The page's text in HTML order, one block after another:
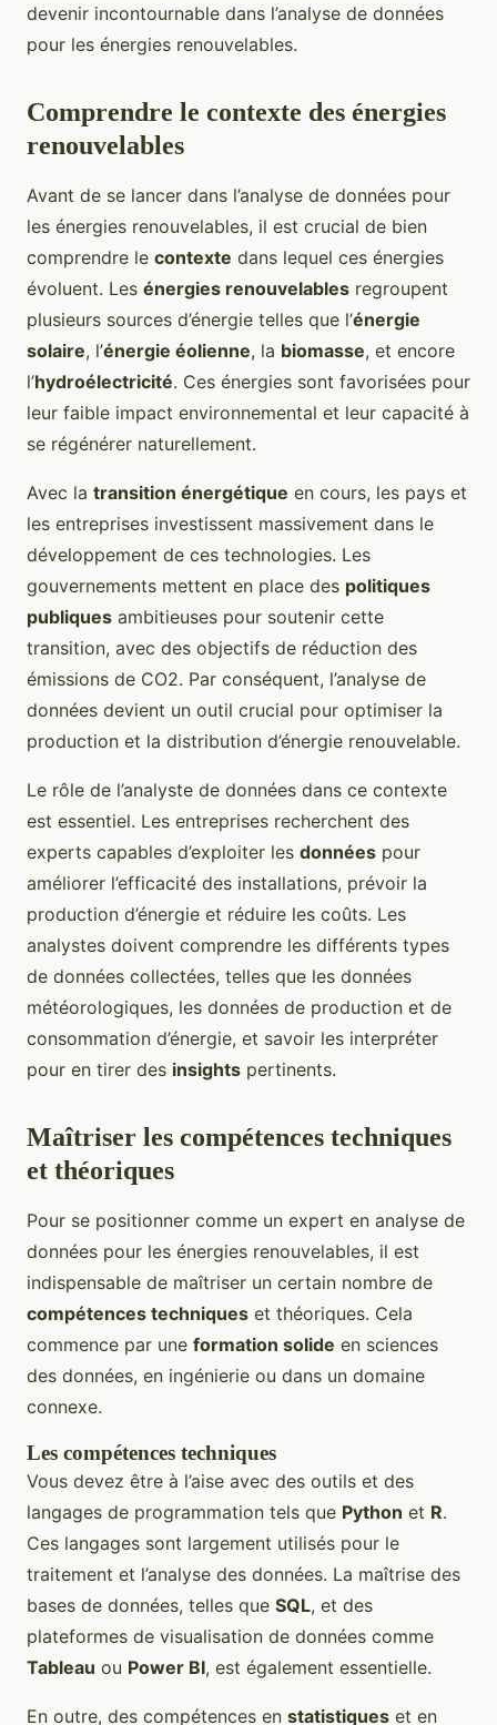
devenir incontournable dans l’analyse de données
pour les énergies renouvelables.
Comprendre le contexte des énergies
renouvelables
Avant de se lancer dans l’analyse de données pour
les énergies renouvelables, il est crucial de bien
comprendre le contexte dans lequel ces énergies
évoluent. Les énergies renouvelables regroupent
plusieurs sources d’énergie telles que l’énergie
solaire, l’énergie éolienne, la biomasse, et encore
l’hydroélectricité. Ces énergies sont favorisées pour
leur faible impact environnemental et leur capacité à
se régénérer naturellement.
Avec la transition énergétique en cours, les pays et
les entreprises investissent massivement dans le
développement de ces technologies. Les
gouvernements mettent en place des politiques
publiques ambitieuses pour soutenir cette
transition, avec des objectifs de réduction des
émissions de CO2. Par conséquent, l’analyse de
données devient un outil crucial pour optimiser la
production et la distribution d’énergie renouvelable.
Le rôle de l’analyste de données dans ce contexte
est essentiel. Les entreprises recherchent des
experts capables d’exploiter les données pour
améliorer l’efficacité des installations, prévoir la
production d’énergie et réduire les coûts. Les
analystes doivent comprendre les différents types
de données collectées, telles que les données
météorologiques, les données de production et de
consommation d’énergie, et savoir les interpréter
pour en tirer des insights pertinents.
Maîtriser les compétences techniques
et théoriques
Pour se positionner comme un expert en analyse de
données pour les énergies renouvelables, il est
indispensable de maîtriser un certain nombre de
compétences techniques et théoriques. Cela
commence par une formation solide en sciences
des données, en ingénierie ou dans un domaine
connexe.
Les compétences techniques
Vous devez être à l’aise avec des outils et des
langages de programmation tels que Python et R.
Ces langages sont largement utilisés pour le
traitement et l’analyse des données. La maîtrise des
bases de données, telles que SQL, et des
plateformes de visualisation de données comme
Tableau ou Power BI, est également essentielle.
En outre, des compétences en statistiques et en